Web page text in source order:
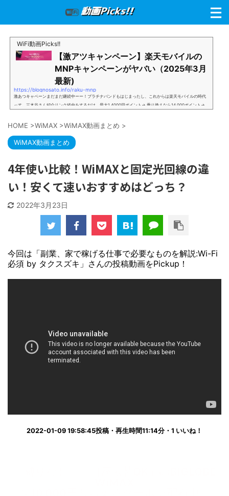
WiFi動画Picks!!
【激アツキャンペーン】楽天モバイルの
MNPキャンペーンがヤバい（2025年3月
最新)
https://blognosato.info/raku-mnp
激あつキャペーンまだまだ継続中ーー！プラチナバンドもはじまったし、これからは楽天モバイルの時代
っす。三木谷さん紹介リンク経由をするだけ。最大1,4000円ポイント→ 乗り換えなら14,000ポイント→
谷さんキャンペーン／2回線目以降でもOK再契約でもでもOK背水の陣の楽天モバイル。ついに「最後の賭
別招待ページから楽天モバイ...
HOME >WiMAX >WiMAX動画まとめ >
WiMAX動画まとめ
4年使い比較！WiMAXと固定光回線の違
い！安くて速いおすすめはどっち？
2022年3月23日
今回は「副業、家で稼げる仕事で必要なものを解説:Wi-Fi
必須 by タクスズキ」さんの投稿動画をPickup！
2022-01-09 19:58:45投稿・再生時間11:14分・1 いいね！